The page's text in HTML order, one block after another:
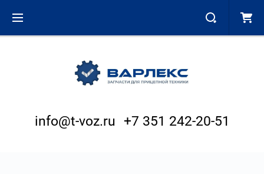
info@t-voz.ru +7 351 242-20-51